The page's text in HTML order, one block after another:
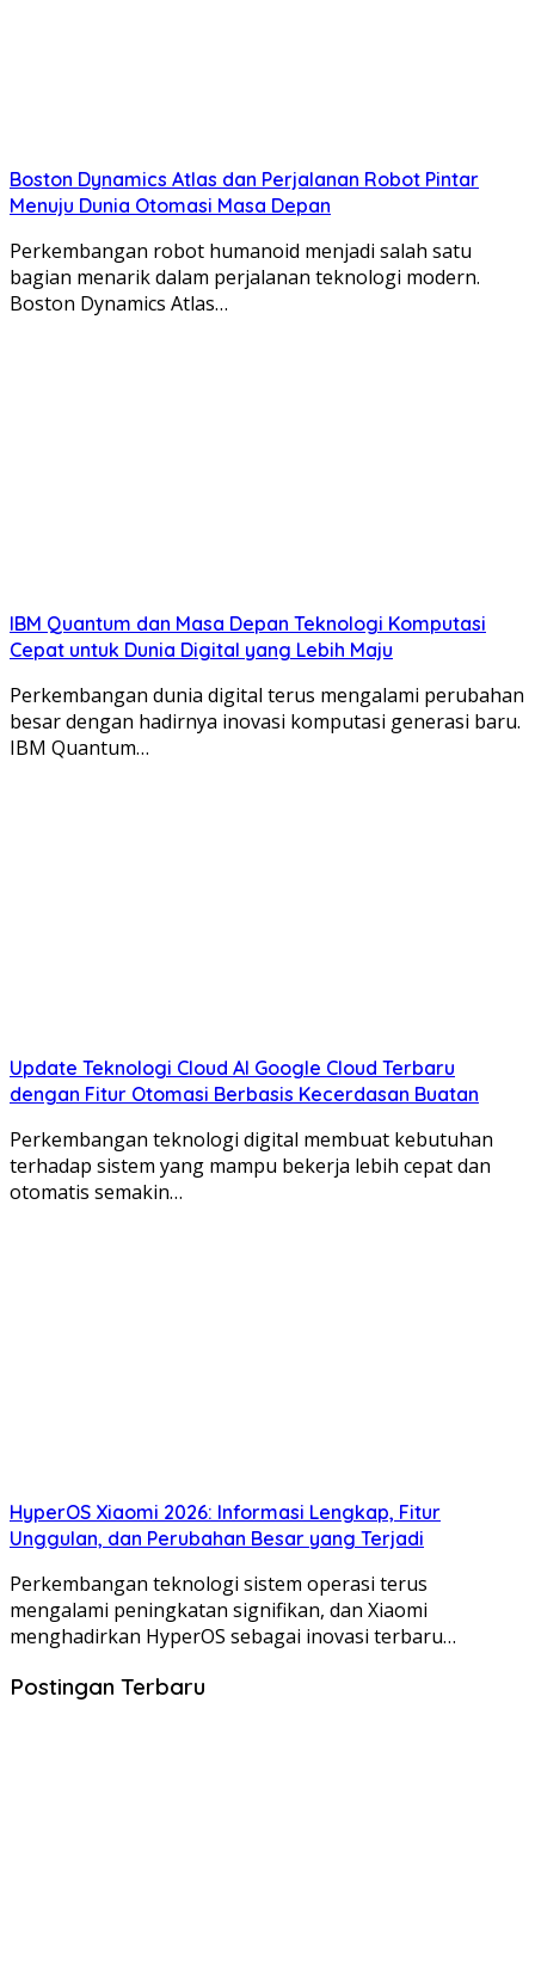
Boston Dynamics Atlas dan Perjalanan Robot Pintar
Menuju Dunia Otomasi Masa Depan
Perkembangan robot humanoid menjadi salah satu
bagian menarik dalam perjalanan teknologi modern.
Boston Dynamics Atlas…
IBM Quantum dan Masa Depan Teknologi Komputasi
Cepat untuk Dunia Digital yang Lebih Maju
Perkembangan dunia digital terus mengalami perubahan
besar dengan hadirnya inovasi komputasi generasi baru.
IBM Quantum…
Update Teknologi Cloud AI Google Cloud Terbaru
dengan Fitur Otomasi Berbasis Kecerdasan Buatan
Perkembangan teknologi digital membuat kebutuhan
terhadap sistem yang mampu bekerja lebih cepat dan
otomatis semakin…
HyperOS Xiaomi 2026: Informasi Lengkap, Fitur
Unggulan, dan Perubahan Besar yang Terjadi
Perkembangan teknologi sistem operasi terus
mengalami peningkatan signifikan, dan Xiaomi
menghadirkan HyperOS sebagai inovasi terbaru…
Postingan Terbaru